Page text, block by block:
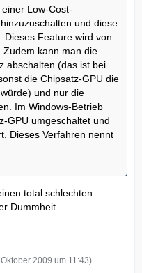
Low-Cost-
und diese
Dieses Feature wird von
Zudem kann man die
abschalten (das ist bei
die Chipsatz-GPU die
und nur die
Im Windows-Betrieb
GPU umgeschaltet und
Dieses Verfahren nennt
total schlechten
Dummheit.
2009 um 11:43)